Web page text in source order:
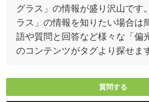
グラス」の情報が盛り沢山です
ラス」の情報を知りたい場合は
語や質問と回答など様々な「偏
のコンテンツがタグより探せま
質問する